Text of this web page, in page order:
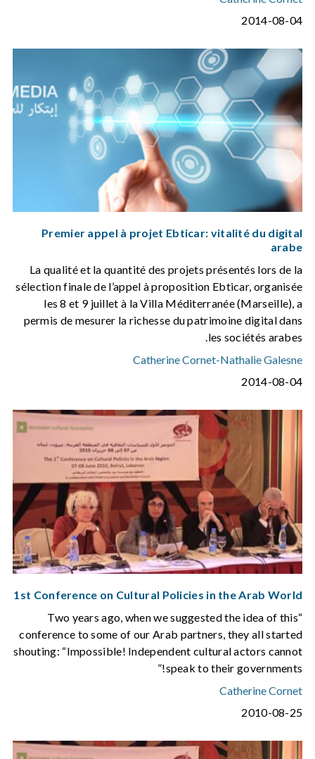
2014-08-04
Premier appel à projet Ebticar: vitalité du digital
arabe
La qualité et la quantité des projets présentés lors de la
sélection finale de l’appel à proposition Ebticar, organisée
les 8 et 9 juillet à la Villa Méditerranée (Marseille), a
permis de mesurer la richesse du patrimoine digital dans
les sociétés arabes.
Nathalie Galesne
-
Catherine Cornet
2014-08-04
1st Conference on Cultural Policies in the Arab World
“Two years ago, when we suggested the idea of this
conference to some of our Arab partners, they all started
shouting: “Impossible! Independent cultural actors cannot
speak to their governments!”
Catherine Cornet
2010-08-25